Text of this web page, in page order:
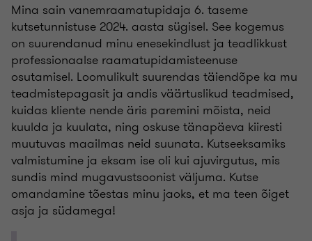
Mina sain vanemraamatupidaja 6. taseme
kutsetunnistuse 2024. aasta sügisel. See kogemus
on suurendanud minu enesekindlust ja teadlikkust
professionaalse raamatupidamisteenuse
osutamisel. Loomulikult suurendas täiendõpe ka mu
teadmistepagasit ja andis väärtuslikud teadmised,
kuidas kliente nende äris paremini mõista, neid
kuulda ja kuulata, ning oskuse tänapäeva kiiresti
muutuvas maailmas neid suunata. Kutseeksamiks
valmistumine ja eksam ise oli kui ajuvirgutus, mis
sundis mind mugavustsoonist väljuma. Kutse
omandamine tõestas minu jaoks, et ma teen õiget
asja ja südamega!